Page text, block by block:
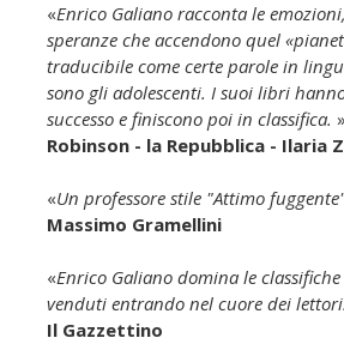
«Enrico Galiano racconta le
speranze che accendono quel
traducibile come certe parole in
sono gli adolescenti. I suoi libri
successo e finiscono poi in classifica. »
Robinson - la Repubblica - Ilaria
«Un professore stile "Attimo
Massimo Gramellini
«Enrico Galiano domina le
venduti entrando nel cuore dei lettori.
Il Gazzettino